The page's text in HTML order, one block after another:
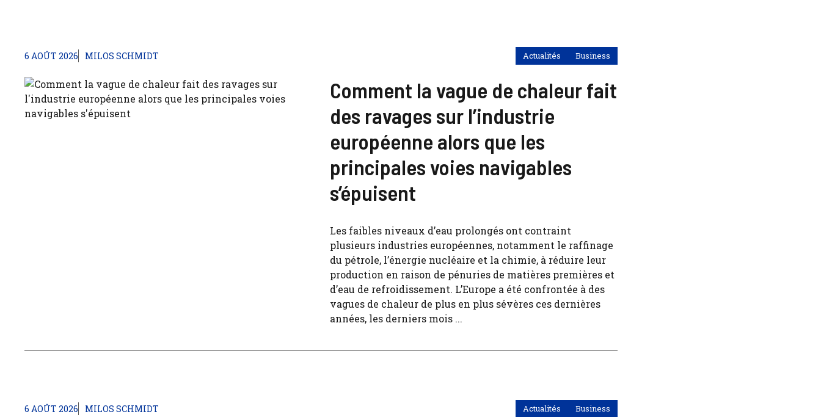
6 AOÛT 2026 MILOS SCHMIDT Actualités Business
Comment la vague de chaleur fait
des ravages sur l’industrie
européenne alors que les
principales voies navigables
s’épuisent
Les faibles niveaux d’eau prolongés ont contraint
plusieurs industries européennes, notamment le raffinage
du pétrole, l’énergie nucléaire et la chimie, à réduire leur
production en raison de pénuries de matières premières et
d’eau de refroidissement. L’Europe a été confrontée à des
vagues de chaleur de plus en plus sévères ces dernières
années, les derniers mois ...
6 AOÛT 2026 MILOS SCHMIDT Actualités Business